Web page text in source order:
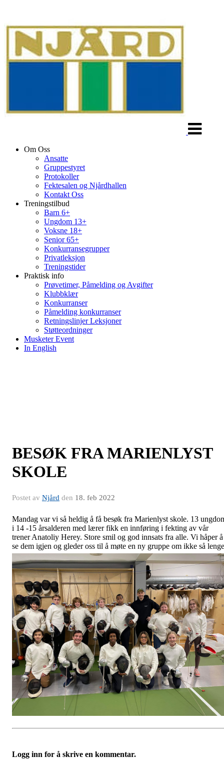
Om Oss
Ansatte
Gruppestyret
Protokoller
Fektesalen og Njårdhallen
Kontakt Oss
Treningstilbud
Barn 6+
Ungdom 13+
Voksne 18+
Senior 65+
Konkurransegrupper
Privatleksjon
Treningstider
Praktisk info
Prøvetimer, Påmelding og Avgifter
Klubbklær
Konkurranser
Påmelding konkurranser
Retningslinjer Leksjoner
Støtteordninger
Musketer Event
In English
BESØK FRA MARIENLYST
SKOLE
Postet av Njård den 18. feb 2022
Mandag var vi så heldig å få besøk fra Marienlyst skole. 13
i 14 -15 årsalderen med lærer fikk en innføring i fekting av vår
trener Anatoliy Herey. Store smil og god innsats fra alle. Vi håper å
se dem igjen og gleder oss til å møte en ny gruppe om ikke så
Logg inn for å skrive en kommentar.